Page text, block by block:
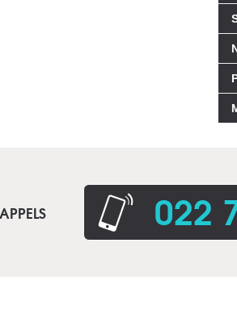
022